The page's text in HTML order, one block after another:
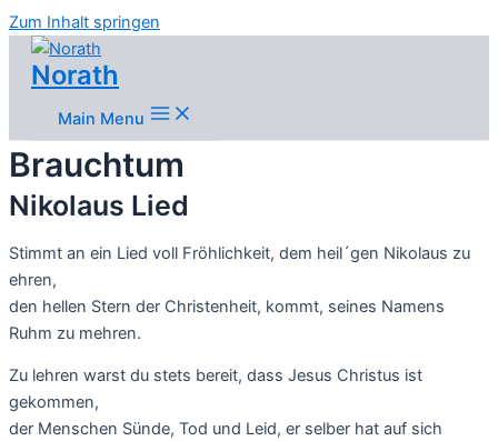
Zum Inhalt springen
Norath
Main Menu
Brauchtum
Nikolaus Lied
Stimmt an ein Lied voll Fröhlichkeit, dem heil´gen Nikolaus zu
ehren,
den hellen Stern der Christenheit, kommt, seines Namens
Ruhm zu mehren.
Zu lehren warst du stets bereit, dass Jesus Christus ist
gekommen,
der Menschen Sünde, Tod und Leid, er selber hat auf sich